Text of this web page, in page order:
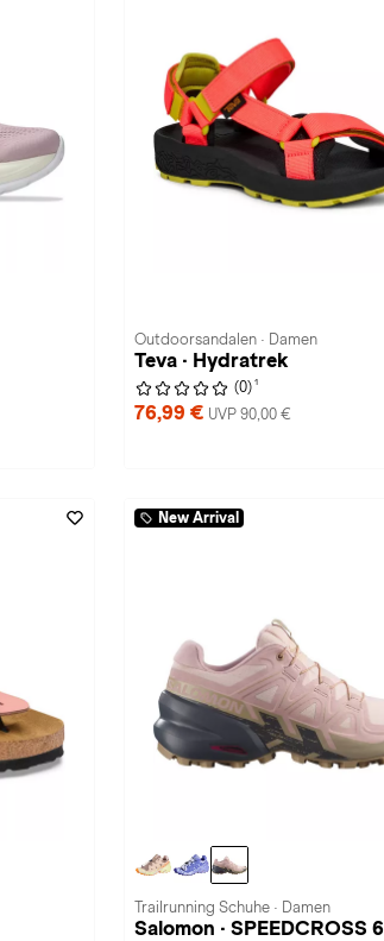
Outdoorsandalen · Damen
Teva · Hydratrek
(0) 1
76,99 € UVP 90,00 €
New Arrival
Trailrunning Schuhe · Damen
Salomon · SPEEDCROSS 6